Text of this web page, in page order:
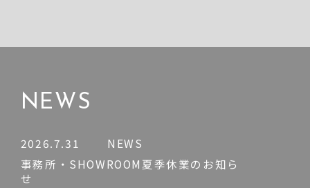
NEWS
2026.7.31
NEWS
事務所・SHOWROOM夏季休業のお知ら
せ